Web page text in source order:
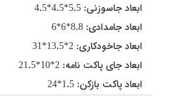
ابعاد جاسوزنی: 5.5*4.5*4.5
ابعاد جامدادی: 8.8*6*6
ابعاد جاخودکاری: 2*13.5*31
ابعاد جای پاکت نامه: 2*10*21.5
ابعاد پاکت بازکن: 1.5*24